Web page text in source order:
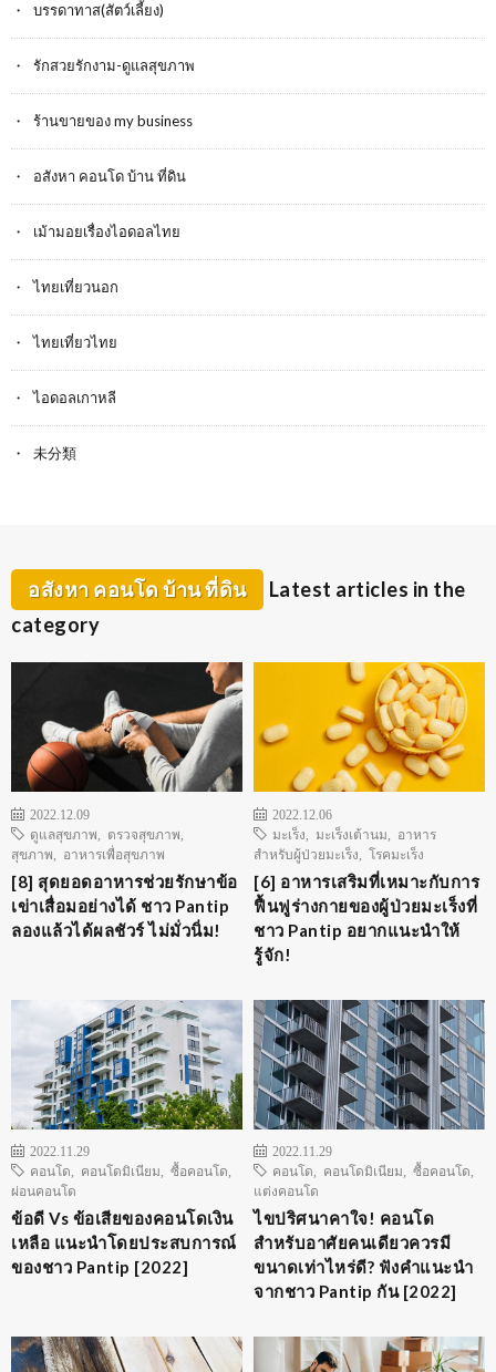
บรรดาทาส(สัตว์เลี้ยง)
รักสวยรักงาม-ดูแลสุขภาพ
ร้านขายของ my business
อสังหา คอนโด บ้าน ที่ดิน
เม้ามอยเรื่องไอดอลไทย
ไทยเที่ยวนอก
ไทยเที่ยวไทย
ไอดอลเกาหลี
未分類
อสังหา คอนโด บ้าน ที่ดิน
Latest articles in the
category
2022.12.09
ดูแลสุขภาพ
ตรวจสุขภาพ
สุขภาพ
อาหารเพื่อสุขภาพ
[8] สุดยอดอาหารช่วยรักษาข้อ
เข่าเสื่อมอย่างได้ ชาว Pantip
ลองแล้วได้ผลชัวร์ ไม่มั่วนิ่ม!
2022.12.06
มะเร็ง
มะเร็งเต้านม
อาหาร
สำหรับผู้ป่วยมะเร็ง
โรคมะเร็ง
[6] อาหารเสริมที่เหมาะกับการ
ฟื้นฟูร่างกายของผู้ป่วยมะเร็งที่
ชาว Pantip อยากแนะนำให้
รู้จัก!
2022.11.29
คอนโด
คอนโดมิเนียม ซื้อคอนโด
ผ่อนคอนโด
ข้อดี Vs ข้อเสียของคอนโดเงิน
เหลือ แนะนำโดยประสบการณ์
ของชาว Pantip [2022]
2022.11.29
คอนโด
คอนโดมิเนียม ซื้อคอนโด
แต่งคอนโด
ไขปริศนาคาใจ! คอนโด
สำหรับอาศัยคนเดียวควรมี
ขนาดเท่าไหร่ดี? ฟังคำแนะนำ
จากชาว Pantip กัน [2022]